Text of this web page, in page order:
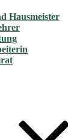
Hausmeister